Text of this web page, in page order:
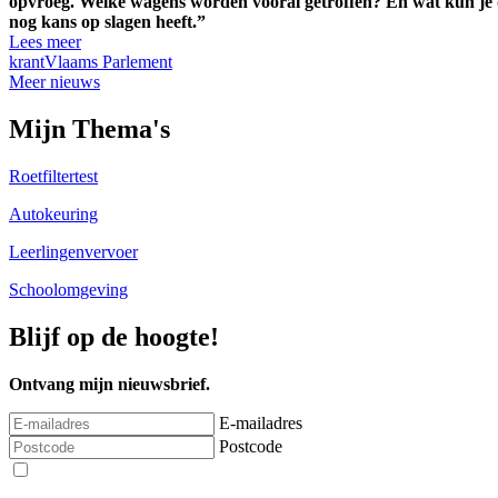
nog kans op slagen heeft.”
Lees meer
krantVlaams Parlement
Meer nieuws
Mijn Thema's
Roetfiltertest
Autokeuring
Leerlingenvervoer
Schoolomgeving
Blijf op de hoogte!
Ontvang mijn nieuwsbrief.
E-mailadres
Postcode